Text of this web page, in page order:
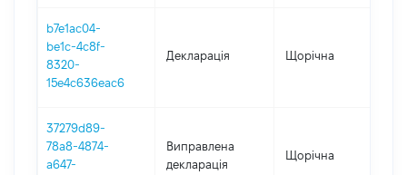
b7e1ac04-
be1c-4c8f-
8320-
15e4c636eac6
Декларація Щорічна
37279d89-
78a8-4874-
a647-
Виправлена
декларація
Щорічна